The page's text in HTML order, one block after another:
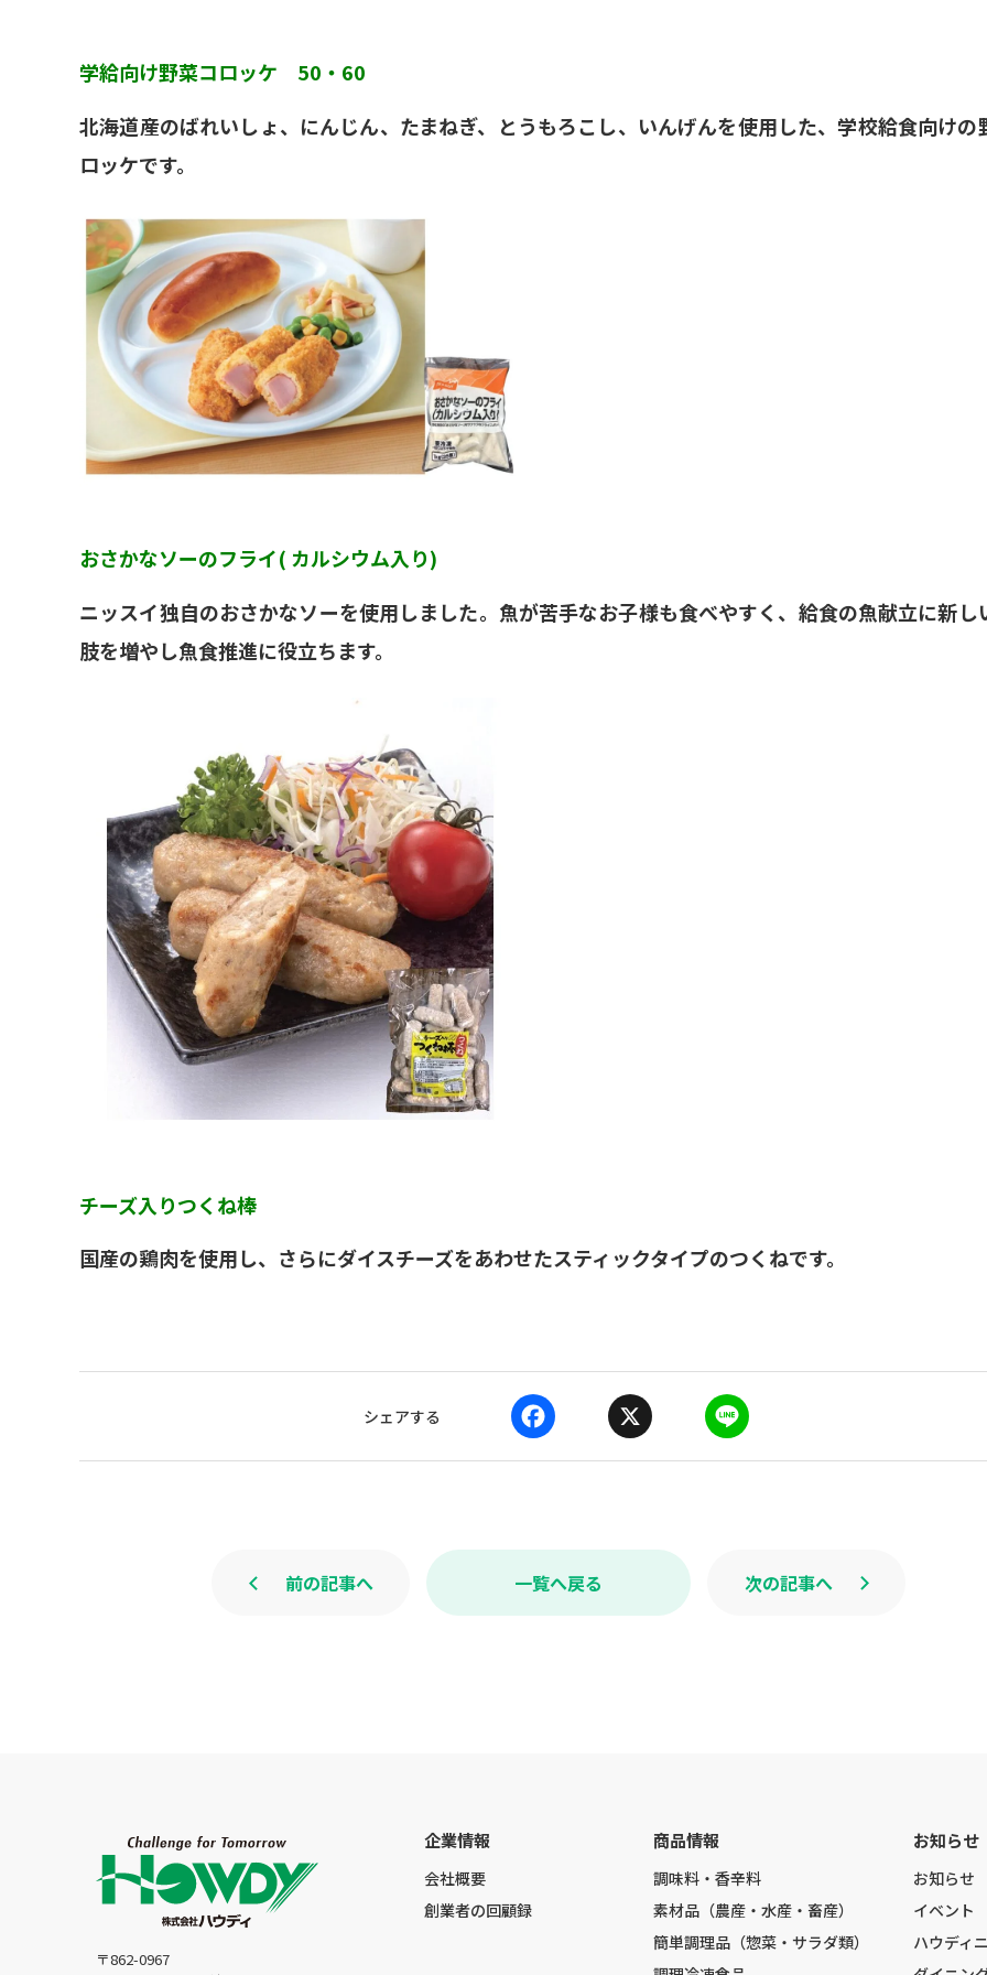
学給向け野菜コロッケ 50・60
北海道産のばれいしょ、にんじん、たまねぎ、とうもろこし、いんげんを使用した、学校給食向けの
ロッケです。
おさかなソーのフライ( カルシウム入り)
ニッスイ独自のおさかなソーを使用しました。魚が苦手なお子様も食べやすく、給食の魚献立に新し
肢を増やし魚食推進に役立ちます。
チーズ入りつくね棒
国産の鶏肉を使用し、さらにダイスチーズをあわせたスティックタイプのつくねです。
シェアする
a
o
i
一覧へ戻る
前の記事へ 次の記事へ
〒862-0967
企業情報
会社概要
創業者の回顧録
商品情報
調味料・香辛料
素材品（農産・水産・畜産）
簡単調理品（惣菜・サラダ類）
お知らせ
お知らせ
イベント
ハウディ